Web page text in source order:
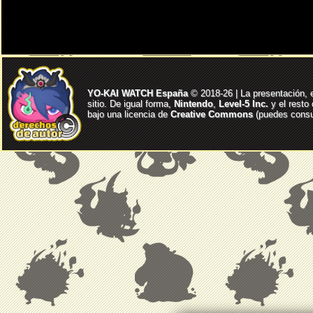
YO-KAI WATCH España© 2018-26 | La presentación,
sitio. De igual forma, Nintendo, Level-5 Inc. y el resto
bajo una licencia deCreative Commons(puedes